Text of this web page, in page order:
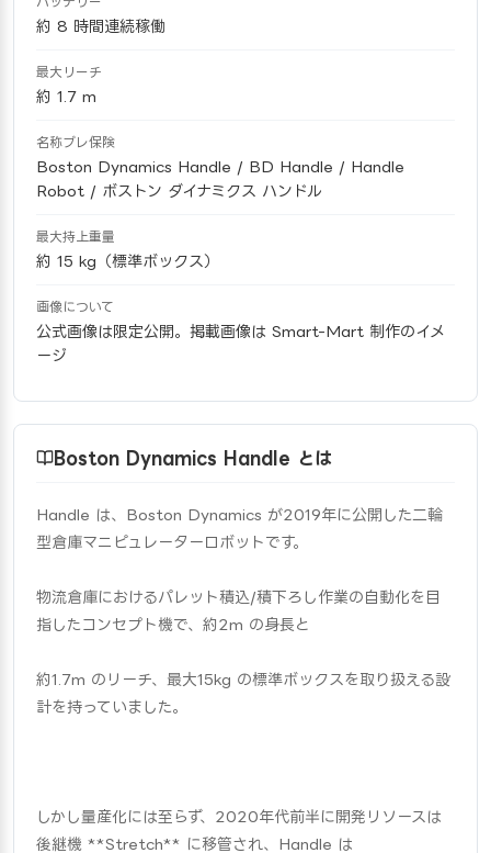
約 8 時間連続稼働
最大リーチ
約 1.7 m
名称ブレ保険
Boston Dynamics Handle / BD Handle / Handle
Robot / ボストン ダイナミクス ハンドル
最大持上重量
約 15 kg（標準ボックス）
画像について
公式画像は限定公開。掲載画像は Smart-Mart 制作のイメ
ージ
Boston Dynamics Handle とは
Handle は、Boston Dynamics が2019年に公開した二輪
型倉庫マニピュレーターロボットです。
物流倉庫におけるパレット積込/積下ろし作業の自動化を目
指したコンセプト機で、約2m の身長と
約1.7m のリーチ、最大15kg の標準ボックスを取り扱える設
計を持っていました。
しかし量産化には至らず、2020年代前半に開発リソースは
後継機 **Stretch** に移管され、Handle は